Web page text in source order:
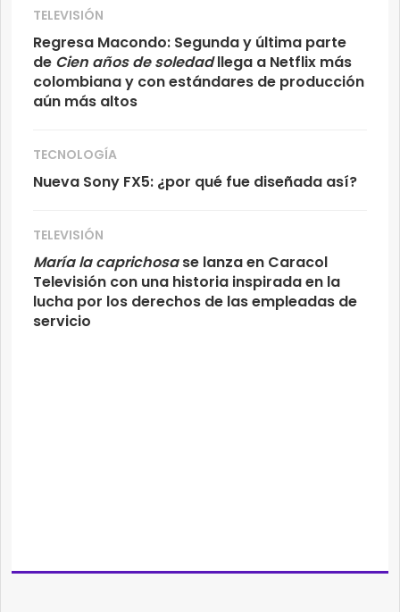
TELEVISIÓN
Regresa Macondo: Segunda y última parte
de Cien años de soledadllega a Netflix más
colombiana y con estándares de producción
aún más altos
TECNOLOGÍA
Nueva Sony FX5: ¿por qué fue diseñada así?
TELEVISIÓN
María la caprichosase lanza en Caracol
Televisión con una historia inspirada en la
lucha por los derechos de las empleadas de
servicio